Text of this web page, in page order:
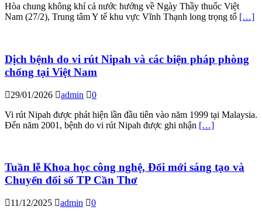
Hòa chung không khí cả nước hướng về Ngày Thầy thuốc Việt
Nam (27/2), Trung tâm Y tế khu vực Vĩnh Thạnh long trọng tổ […]
Dịch bệnh do vi rút Nipah và các biện pháp phòng
chống tại Việt Nam
29/01/2026 admin
0
Vi rút Nipah được phát hiện lần đầu tiên vào năm 1999 tại Malaysia.
Đến năm 2001, bệnh do vi rút Nipah được ghi nhận […]
Tuần lễ Khoa học công nghệ, Đổi mới sáng tạo và
Chuyển đổi số TP Cần Thơ
11/12/2025 admin
0